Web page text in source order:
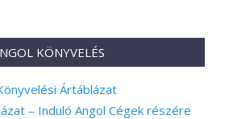
KÖNYVELÉS
Ártáblázat
– Induló Angol Cégek részére